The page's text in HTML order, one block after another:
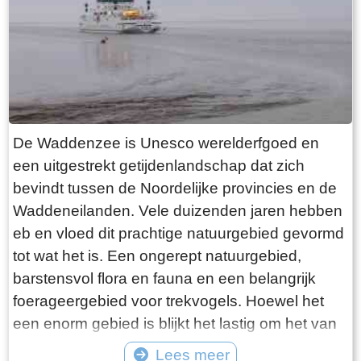
want deze is aan de binnenkant ook de moeite
waard. Er hangt een aantal historische houten
rouwborden aan de muur. In de huizen brandt
licht en de kachel. Aan de andere kant van de
terp loop je weer naar beneden, nu via voetpad
van gele klinkers. Als je daarna links aanhoudt
kom je gewoon weer uit waar je bent begonnen.
Het is moeilijk voor te stellen dat een dergelijk
terp ooit door mensenhanden is gemaakt.
Terpen hadden een belangrijke functie als
bescherming tegen overstromingen vanuit zee.
Na de aanleg van dijken werden ze, ontdaan
van hun nut, voor het grootste deel weer
afgegraven. De vruchtbare grond naar elders
verscheept. Hoe rigoureus deze vorm van
De Waddenzee is Unesco werelderfgoed en
een uitgestrekt getijdenlandschap dat zich
bevindt tussen de Noordelijke provincies en de
Waddeneilanden. Vele duizenden jaren hebben
eb en vloed dit prachtige natuurgebied gevormd
tot wat het is. Een ongerept natuurgebied,
barstensvol flora en fauna en een belangrijk
foerageergebied voor trekvogels. Hoewel het
een enorm gebied is blijkt het lastig om het van
dichtbij te zien en ervaren. Natuurlijk kun je in
Lees meer